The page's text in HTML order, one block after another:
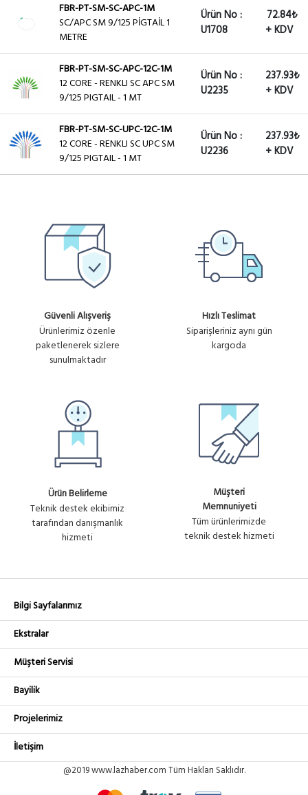
FBR-PT-SM-SC-APC-1M
SC/APC SM 9/125 PİGTAİL 1
METRE
Ürün No :
U1708
72.84₺
+ KDV
FBR-PT-SM-SC-APC-12C-1M
12 CORE - RENKLI SC APC SM
9/125 PIGTAIL - 1 MT
Ürün No :
U2235
237.93₺
+ KDV
FBR-PT-SM-SC-UPC-12C-1M
12 CORE - RENKLI SC UPC SM
9/125 PIGTAIL - 1 MT
Ürün No :
U2236
237.93₺
+ KDV
Güvenli Alışveriş
Ürünlerimiz özenle
paketlenerek sizlere
sunulmaktadır
Hızlı Teslimat
Siparişleriniz aynı gün
kargoda
Ürün Belirleme
Teknik destek ekibimiz
tarafından danışmanlık
hizmeti
Müşteri
Memnuniyeti
Tüm ürünlerimizde
teknik destek hizmeti
Bilgi Sayfalarımız
Ekstralar
Müşteri Servisi
Bayilik
Projelerimiz
İletişim
@2019 www.lazhaber.com Tüm Hakları Saklıdır.